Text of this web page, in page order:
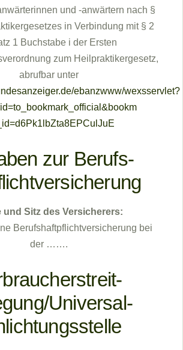
und -anwärtern nach §
in Verbindung mit § 2
1 Buchstabe i der Ersten
zum Heilpraktikergesetz,
abrufbar unter
ebanzwww/wexsservlet?
zur Berufs­
und Sitz des Versicherers:
Berufshaftpflichtversicherung bei
der …….
Universal­